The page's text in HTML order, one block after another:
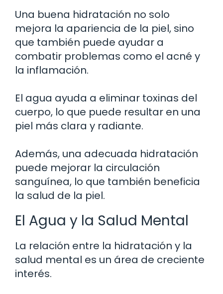
Una buena hidratación no solo
mejora la apariencia de la piel, sino
que también puede ayudar a
combatir problemas como el acné y
la inflamación.
El agua ayuda a eliminar toxinas del
cuerpo, lo que puede resultar en una
piel más clara y radiante.
Además, una adecuada hidratación
puede mejorar la circulación
sanguínea, lo que también beneficia
la salud de la piel.
El Agua y la Salud Mental
La relación entre la hidratación y la
salud mental es un área de creciente
interés.